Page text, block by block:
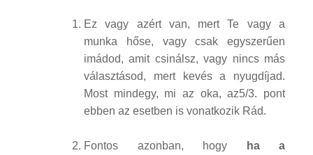
Ez vagy azért van, mert Te vagy a
munka hőse, vagy csak egyszerűen
imádod, amit csinálsz, vagy nincs más
választásod, mert kevés a nyugdíjad.
Most mindegy, mi az oka, az5/3. pont
ebben az esetben is vonatkozik Rád.
Fontos azonban, hogy
ha a